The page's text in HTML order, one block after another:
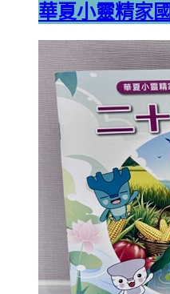
華夏小靈精家